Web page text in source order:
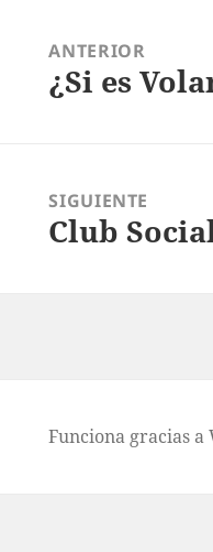
ANTERIOR
Entrada
¿Si es
SIGUIENTE
Entrada
Club
Funciona gracias a